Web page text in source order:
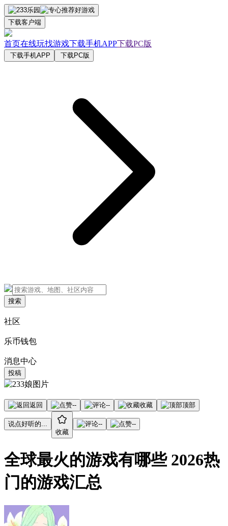
下载客户端
首页在线玩找游戏下载手机APP下载PC版
下载手机APP 下载PC版
搜索
社区
乐币钱包
消息中心
投稿
返回 -- -- 收藏 顶部
说点好听的...
收藏
-- --
全球最火的游戏有哪些 2026热
门的游戏汇总